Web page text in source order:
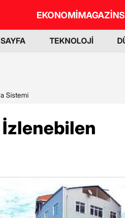
EKONOMİMAGAZİN
TEKNOLOJİ
Sistemi
İzlenebilen